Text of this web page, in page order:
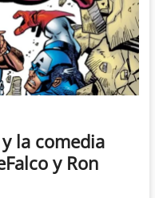
la comedia
y Ron